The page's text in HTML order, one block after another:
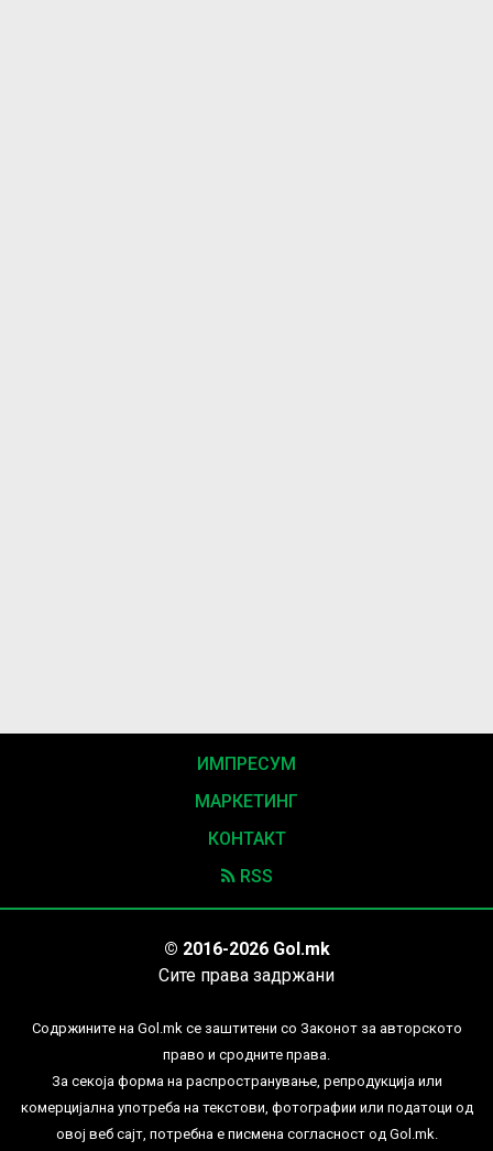
ИМПРЕСУМ
МАРКЕТИНГ
КОНТАКТ
RSS
© 2016-2026 Gol.mk
Сите права задржани
Содржините на Gol.mk се заштитени со Законот за авторското
право и сродните права.
За секоја форма на распространување, репродукција или
комерцијална употреба на текстови, фотографии или податоци од
овој веб сајт, потребна е писмена согласност од Gol.mk.